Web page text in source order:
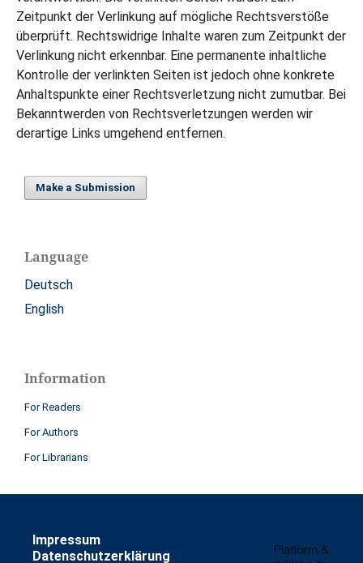
Zeitpunkt der Verlinkung auf mögliche Rechtsverstöße
überprüft. Rechtswidrige Inhalte waren zum Zeitpunkt der
Verlinkung nicht erkennbar. Eine permanente inhaltliche
Kontrolle der verlinkten Seiten ist jedoch ohne konkrete
Anhaltspunkte einer Rechtsverletzung nicht zumutbar. Bei
Bekanntwerden von Rechtsverletzungen werden wir
derartige Links umgehend entfernen.
Make a Submission
Language
Deutsch
English
Information
For Readers
For Authors
For Librarians
Impressum
Datenschutzerklärung